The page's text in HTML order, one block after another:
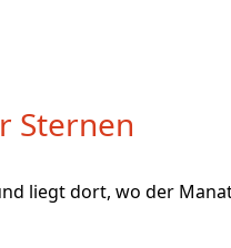
Sternen
liegt dort, wo der